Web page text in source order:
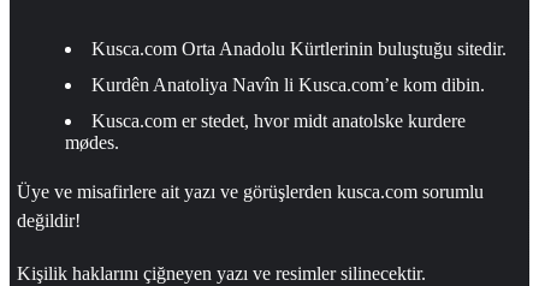
Kusca.com Orta Anadolu Kürtlerinin buluştuğu sitedir.
Kurdên Anatoliya Navîn li Kusca.com’e kom dibin.
Kusca.com er stedet, hvor midt anatolske kurdere
mødes.
Üye ve misafirlere ait yazı ve görüşlerden kusca.com sorumlu
değildir!
Kişilik haklarını çiğneyen yazı ve resimler silinecektir.